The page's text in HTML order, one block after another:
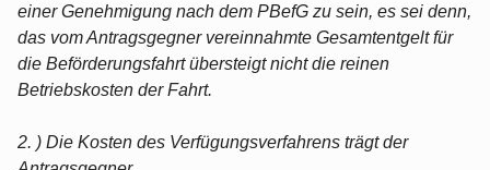
einer Genehmigung nach dem PBefG zu sein, es sei denn,
das vom Antragsgegner vereinnahmte Gesamtentgelt für
die Beförderungsfahrt übersteigt nicht die reinen
Betriebskosten der Fahrt.
2. ) Die Kosten des Verfügungsverfahrens trägt der